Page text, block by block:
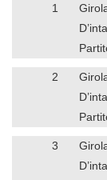
1
2
3